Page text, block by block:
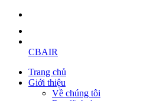
CBAIR
Trang chủ
Giới thiệu
Về chúng tôi